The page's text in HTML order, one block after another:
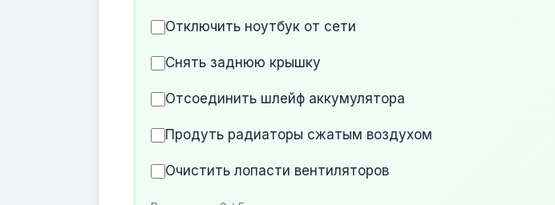
Отключить ноутбук от сети
Снять заднюю крышку
Отсоединить шлейф аккумулятора
Продуть радиаторы сжатым воздухом
Очистить лопасти вентиляторов